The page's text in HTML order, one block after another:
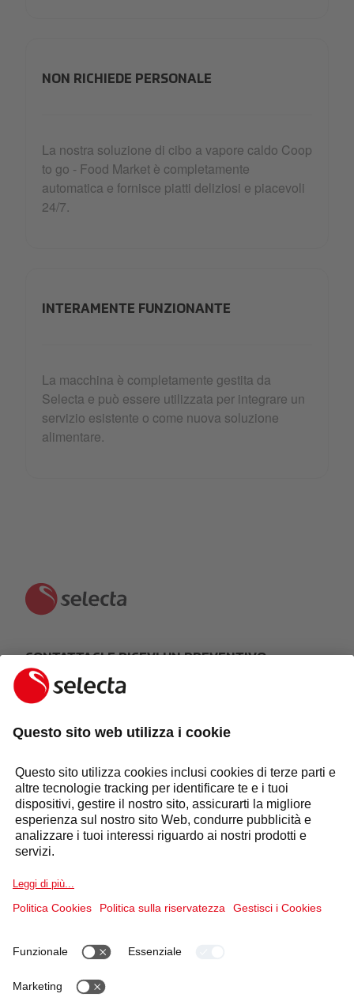
NON RICHIEDE PERSONALE
La nostra soluzione di cibo a vapore caldo Coop
to go - Food Market è completamente
automatica e fornisce piatti deliziosi e piacevoli
24/7.
INTERAMENTE FUNZIONANTE
La macchina è completamente gestita da
Selecta e può essere utilizzata per integrare un
servizio esistente o come nuova soluzione
alimentare.
CONTATTACI E RICEVI UN PREVENTIVO
GRATUITO:
FARE UNA RICHIESTA
Risposta entro 24 ore
Settori
Selecta Group
Servizi